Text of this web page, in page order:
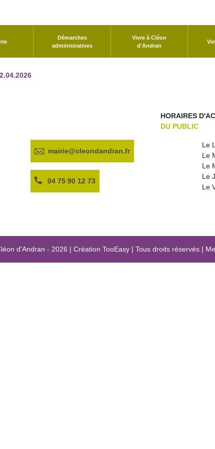
Démarches
administratives
Vivre à Cléon
d'Andran
mairie@cleondandran.fr
04 75 90 12 73
HORAIRES
DU PUBLIC
Le
Le
Le
Le
Le
d'Andran - 2026 | Création TooEasy | Tous droits réservés|